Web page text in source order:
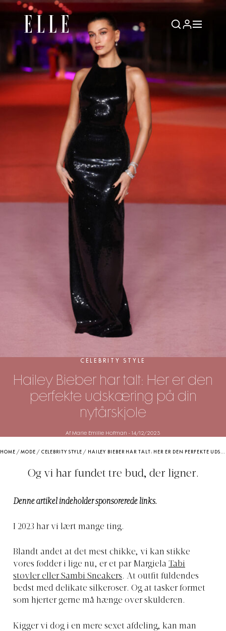
CELEBRITY STYLE
Hailey Bieber har talt: Her er den
perfekte udskæring på din
nytårskjole
Af Marie Emilie Hofman - 14/12/2023
HOME /MODE / CELEBRITY STYLE / HAILEY BIEBER HAR TALT: HER ER DEN PERFEKTE UDSKÆRING PÅ DIN NYTÅRSKJOLE
Og vi har fundet tre bud, der ligner.
Denne artikel indeholder sponsorerede links.
I 2023 har vi lært mange ting.
Blandt andet at det mest chikke, vi kan stikke
vores fødder i lige nu, er et par Margiela Tabi
støvler eller Sambi Sneakers. At outfit fuldendes
bedst med delikate silkeroser. Og at tasker formet
som hjerter gerne må hænge over skulderen.
Kigger vi dog i en mere sexet afdeling, kan man